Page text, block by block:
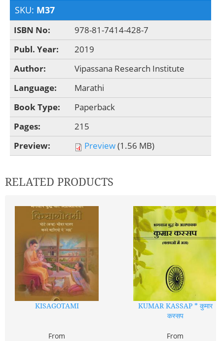
SKU: M37
ISBN No:
978-81-7414-428-7
Publ. Year:
2019
Author:
Vipassana Research Institute
Language:
Marathi
Book Type:
Paperback
Pages:
215
Preview:
Preview(1.56 MB)
RELATED PRODUCTS
KISAGOTAMI
From
KUMAR KASSAP * कुमार
कस्सप
From